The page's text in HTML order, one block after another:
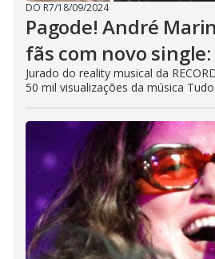
DO R7/18/09/2024
Pagode! André
fãs com novo single:
Jurado do reality musical da
50 mil visualizações da música